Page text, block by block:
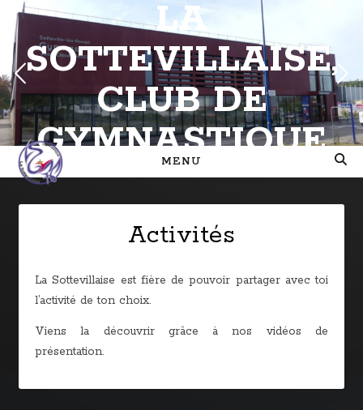
LA
SOTTEVILLAISE,
CLUB DE
GYMNASTIQUE
MENU
Activités
La Sottevillaise est fière de pouvoir partager avec toi
l’activité de ton choix.
Viens la découvrir grâce à nos vidéos de
présentation.